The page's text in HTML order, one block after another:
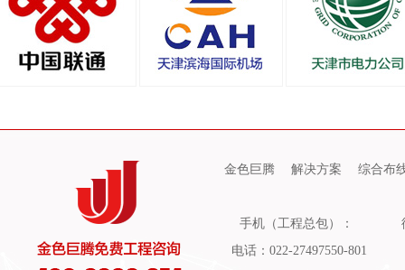
金色巨腾 解决方案 综合布
手机（工程总包）：
电话：022-27497550-801